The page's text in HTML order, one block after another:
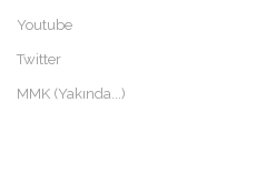
Youtube
Twitter
MMK (Yakında...)